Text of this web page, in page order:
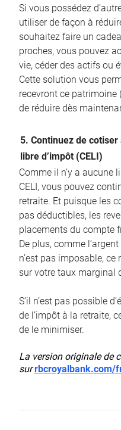
Si vous possédez
utiliser de façon à
souhaitez faire un
proches, vous pouvez
vie, céder des actifs ou
Cette solution vous
recevront ce patrimoine
de réduire dès
5. Continuez de
libre d’impôt (CELI)
Comme il n’y a aucune
CELI, vous pouvez
retraite. Et puisque les
pas déductibles, les
placements du compte
De plus, comme
n’est pas imposable, ce
sur votre taux marginal
S’il n’est pas possible
de l’impôt à la retraite,
de le minimiser.
La version originale de
surrbcroyalbank.com/